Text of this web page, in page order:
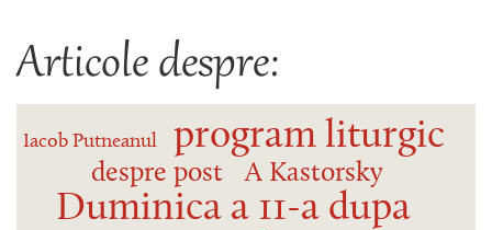
Articole despre:
Iacob Putneanul program liturgic
despre post A Kastorsky
Duminica a 11-a dupa